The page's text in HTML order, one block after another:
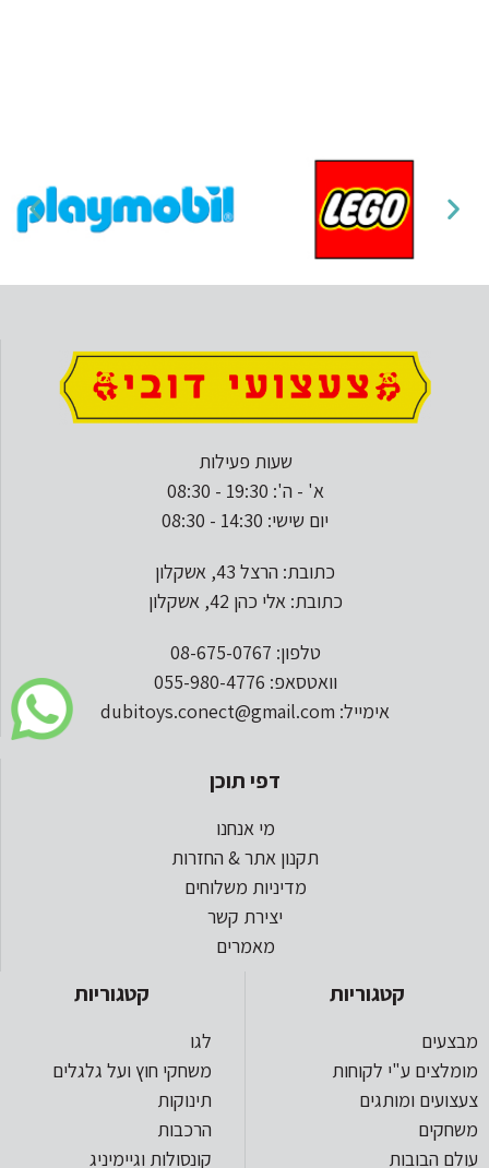
שעות פעילות
א' - ה': 19:30 - 08:30
יום שישי: 14:30 - 08:30
כתובת: הרצל 43, אשקלון
כתובת: אלי כהן 42, אשקלון
טלפון: 08-675-0767
וואטסאפ: 055-980-4776
אימייל: dubitoys.conect@gmail.com
דפי תוכן
מי אנחנו
תקנון אתר & החזרות
מדיניות משלוחים
יצירת קשר
מאמרים
קטגוריות
מבצעים
מומלצים ע"י לקוחות
צעצועים ומותגים
משחקים
עולם הבובות
קטגוריות
לגו
משחקי חוץ ועל גלגלים
תינוקות
הרכבות
קונסולות וגיימיניג